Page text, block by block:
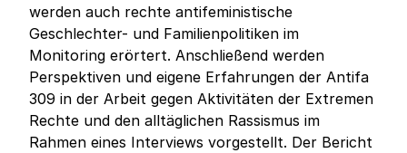
werden auch rechte antifeministische
Geschlechter- und Familienpolitiken im
Monitoring erörtert. Anschließend werden
Perspektiven und eigene Erfahrungen der Antifa
309 in der Arbeit gegen Aktivitäten der Extremen
Rechte und den alltäglichen Rassismus im
Rahmen eines Interviews vorgestellt. Der Bericht